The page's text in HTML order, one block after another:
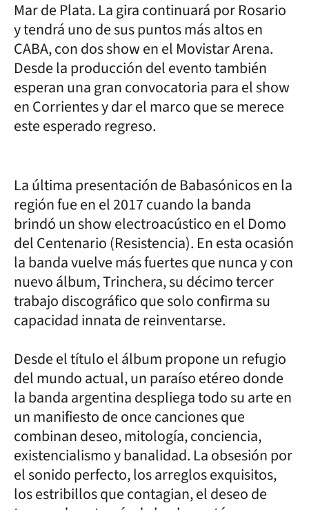
Mar de Plata. La gira continuará por Rosario
y tendrá uno de sus puntos más altos en
CABA, con dos show en el Movistar Arena.
Desde la producción del evento también
esperan una gran convocatoria para el show
en Corrientes y dar el marco que se merece
este esperado regreso.
La última presentación de Babasónicos en la
región fue en el 2017 cuando la banda
brindó un show electroacústico en el Domo
del Centenario (Resistencia). En esta ocasión
la banda vuelve más fuertes que nunca y con
nuevo álbum, Trinchera, su décimo tercer
trabajo discográfico que solo confirma su
capacidad innata de reinventarse.
Desde el título el álbum propone un refugio
del mundo actual, un paraíso etéreo donde
la banda argentina despliega todo su arte en
un manifiesto de once canciones que
combinan deseo, mitología, conciencia,
existencialismo y banalidad. La obsesión por
el sonido perfecto, los arreglos exquisitos,
los estribillos que contagian, el deseo de